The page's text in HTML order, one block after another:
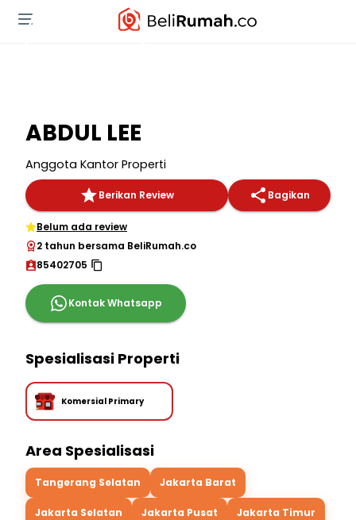
ABDUL LEE
Anggota Kantor Properti
Berikan Review Bagikan
Belum ada review
2 tahun bersama BeliRumah.co
85402705
Kontak Whatsapp
Spesialisasi Properti
Komersial Primary
Area Spesialisasi
Tangerang Selatan Jakarta Barat
Jakarta Selatan Jakarta Pusat Jakarta Timur